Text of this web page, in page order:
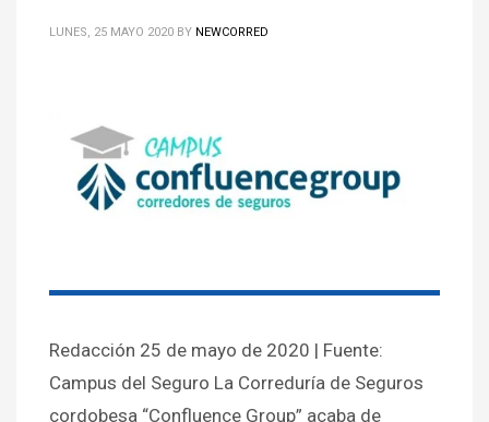
LUNES, 25 MAYO 2020 BY NEWCORRED
Redacción 25 de mayo de 2020 | Fuente:
Campus del Seguro La Correduría de Seguros
cordobesa “Confluence Group” acaba de